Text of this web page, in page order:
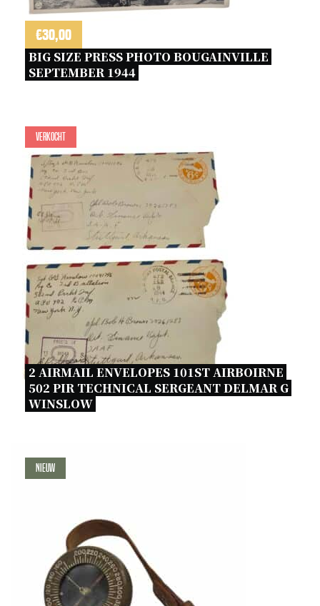
€30,00
BIG SIZE PRESS PHOTO BOUGAINVILLE
SEPTEMBER 1944
Verkocht
2 AIRMAIL ENVELOPES 101ST AIRBOIRNE
502 PIR TECHNICAL SERGEANT DELMAR G
WINSLOW
Nieuw